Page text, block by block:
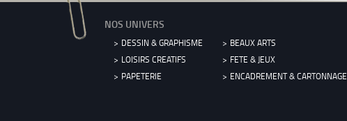
NOS UNIVERS
DESSIN & GRAPHISME
BEAUX ARTS
LOISIRS CREATIFS
FETE & JEUX
PAPETERIE
ENCADREMENT & CARTONNAGE